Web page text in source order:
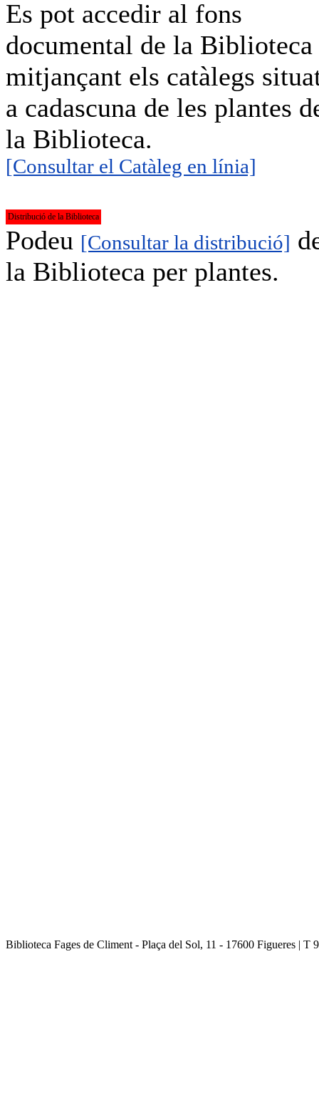
Es pot accedir al fons
documental de la Biblioteca
mitjançant els catàlegs
a cadascuna de les plantes
la Biblioteca.
[Consultar el Catàleg en línia]
Distribució de la Biblioteca
Podeu [Consultar la distribució]
la Biblioteca per plantes.
Biblioteca Fages de Climent - Plaça del Sol, 11 - 17600 Figueres |